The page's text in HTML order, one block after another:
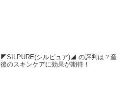
◤SILPURE(シルピュア)◢ の評判は？産
後のスキンケアに効果が期待！